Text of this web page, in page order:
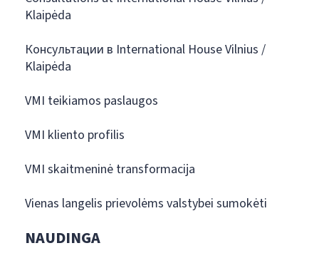
Klaipėda
Консультации в International House Vilnius /
Klaipėda
VMI teikiamos paslaugos
VMI kliento profilis
VMI skaitmeninė transformacija
Vienas langelis prievolėms valstybei sumokėti
NAUDINGA